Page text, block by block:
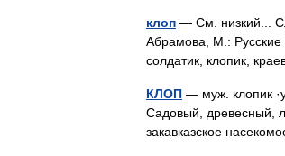
клоп — См. низкий...
Абрамова, М.: Русские
солдатик, клопик,
КЛОП — муж. клопик
Садовый, древесный,
закавказское